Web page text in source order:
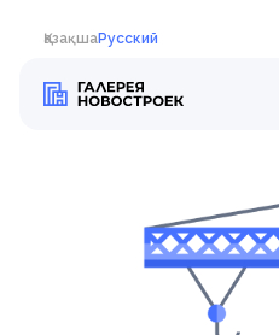
ҚазақшаРусский